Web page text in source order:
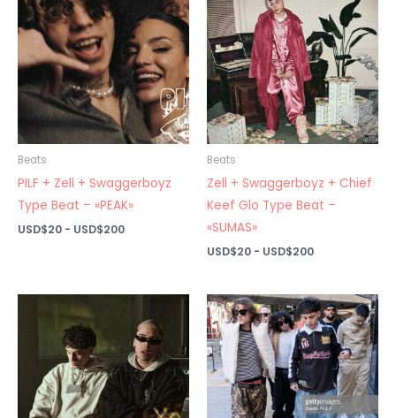
Beats
PILF + Zell + Swaggerboyz
Type Beat – «PEAK»
USD$20 - USD$200Rango
hasta
Beats
Zell + Swaggerboyz + Chief
Keef Glo Type Beat –
«SUMAS»
USD$20 - USD$200Rango
desde
USD$20
hasta
USD$200